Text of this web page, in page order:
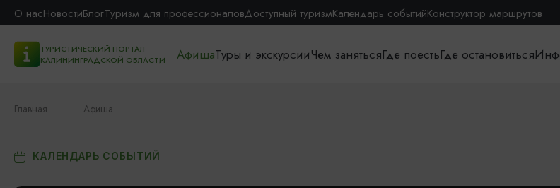
О насНовостиБлогТуризм для профессионаловДоступный туризмКалендарь событийКонструктор маршрутов
ТУРИСТИЧЕСКИЙ ПОРТАЛ
КАЛИНИНГРАДСКОЙ ОБЛАСТИ
АфишаТуры и экскурсииЧем занятьсяГде поестьГде остановиться
Главная Афиша
КАЛЕНДАРЬ СОБЫТИЙ